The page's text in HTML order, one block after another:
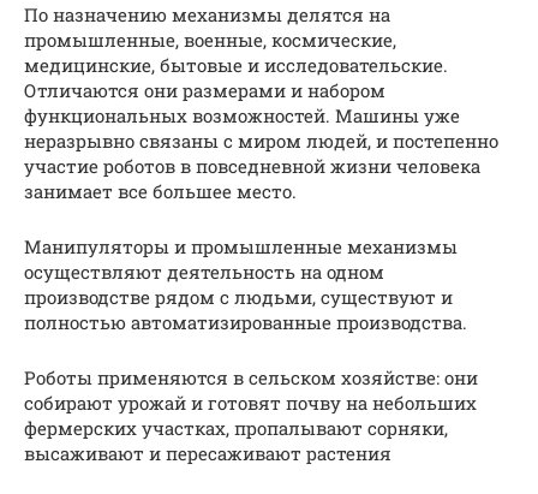
По назначению механизмы делятся на
промышленные, военные, космические,
медицинские, бытовые и исследовательские.
Отличаются они размерами и набором
функциональных возможностей. Машины уже
неразрывно связаны с миром людей, и постепенно
участие роботов в повседневной жизни человека
занимает все большее место.
Манипуляторы и промышленные механизмы
осуществляют деятельность на одном
производстве рядом с людьми, существуют и
полностью автоматизированные производства.
Роботы применяются в сельском хозяйстве: они
собирают урожай и готовят почву на небольших
фермерских участках, пропалывают сорняки,
высаживают и пересаживают растения